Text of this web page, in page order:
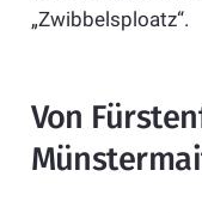
„Zwibbelsploatz“.
Von